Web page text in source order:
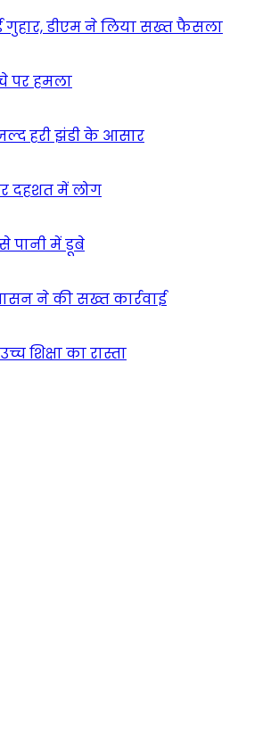
डीएम ने लिया सख्त फैसला
पर हमला
हरी झंडी के आसार
दहशत में लोग
पानी में डूबे
ने की सख्त कार्रवाई
शिक्षा का रास्ता